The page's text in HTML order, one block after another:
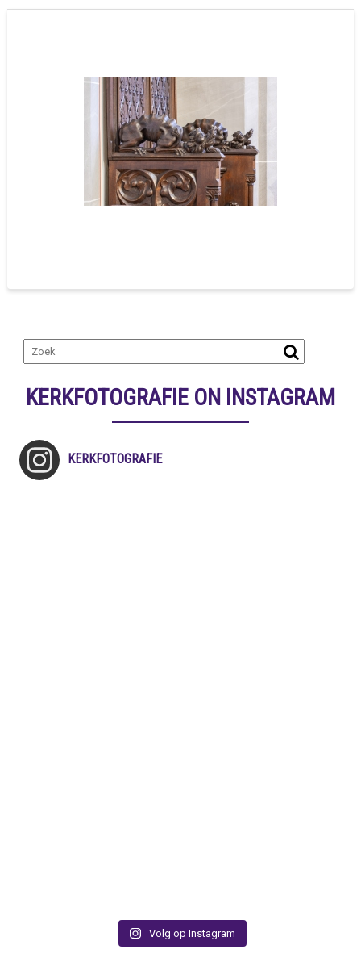
KERKFOTOGRAFIE ON INSTAGRAM
KERKFOTOGRAFIE
Volg op Instagram